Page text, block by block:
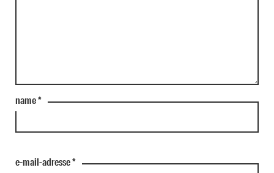
name*
e-mail-adresse*